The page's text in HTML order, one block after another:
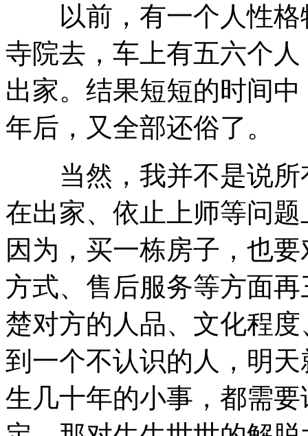
以前，有一个人性格
寺院去，车上有五六个
出家。结果短短的时间
年后，又全部还俗了。
当然，我并不是说所
在出家、依止上师等问
因为，买一栋房子，也
方式、售后服务等方面
楚对方的人品、文化程
到一个不认识的人，明
生几十年的小事，都需